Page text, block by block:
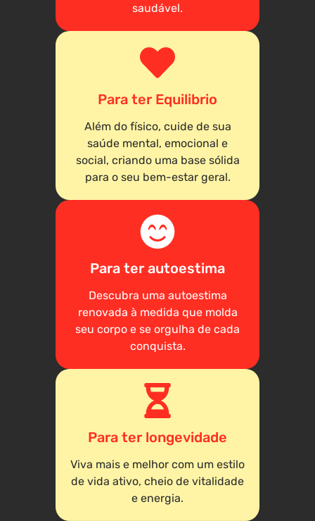
saudável.
Para ter Equilibrio
Além do físico, cuide de sua
saúde mental, emocional e
social, criando uma base sólida
para o seu bem-estar geral.
Para ter autoestima
Descubra uma autoestima
renovada à medida que molda
seu corpo e se orgulha de cada
conquista.
Para ter longevidade
Viva mais e melhor com um estilo
de vida ativo, cheio de vitalidade
e energia.